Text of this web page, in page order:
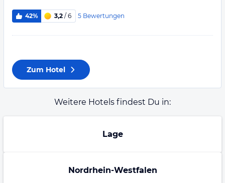
42% 3,2 / 6 5 Bewertungen
Zum Hotel
Weitere Hotels findest Du in:
Lage
Nordrhein-Westfalen